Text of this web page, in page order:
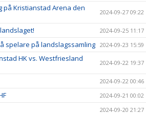
på Kristianstad Arena den
2024-09-27 09:22
2024-09-25 11:17
spelare på landslagssamling 2024-09-23 15:59
HK vs. Westfriesland
2024-09-22 19:37
2024-09-22 00:46
2024-09-21 00:02
2024-09-20 21:27